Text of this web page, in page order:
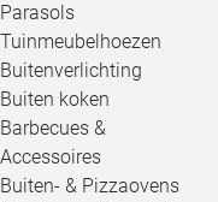
Parasols
Tuinmeubelhoezen
Buitenverlichting
Buiten koken
Barbecues &
Accessoires
Buiten- & Pizzaovens